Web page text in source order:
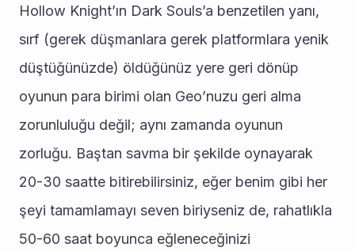
Hollow Knight’ın Dark Souls’a benzetilen yanı,
sırf (gerek düşmanlara gerek platformlara yenik
düştüğünüzde) öldüğünüz yere geri dönüp
oyunun para birimi olan Geo’nuzu geri alma
zorunluluğu değil; aynı zamanda oyunun
zorluğu. Baştan savma bir şekilde oynayarak
20-30 saatte bitirebilirsiniz, eğer benim gibi her
şeyi tamamlamayı seven biriyseniz de, rahatlıkla
50-60 saat boyunca eğleneceğinizi